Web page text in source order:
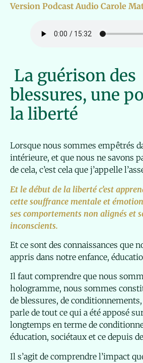
Version Podcast Audio Carole
La guérison des
blessures, une
la liberté
Lorsque nous sommes empêtrés
intérieure, et que nous ne savons
de cela, c’est cela que j’appelle
Et le début de la liberté c’est
cette souffrance mentale et
ses comportements non alignés et
inconscients.
Et ce sont des connaissances que
appris dans notre enfance,
Il faut comprendre que nous
hologramme, nous sommes
de blessures, de conditionnements,
parle de tout ce qui a été apposé
longtemps en terme de
éducation, sociétaux et ce depuis
Il s’agit de comprendre l’impact